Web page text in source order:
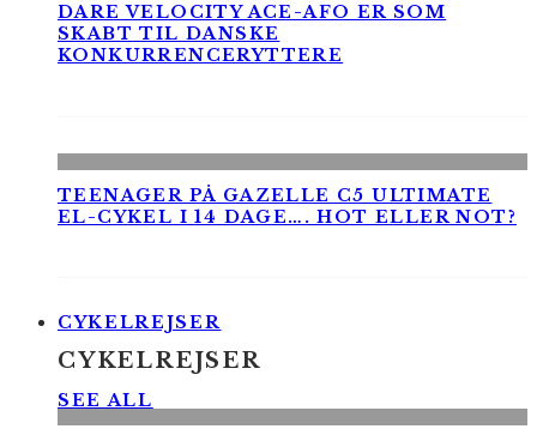
DARE VELOCITY ACE-AFO ER SOM
SKABT TIL DANSKE
KONKURRENCERYTTERE
TEENAGER PÅ GAZELLE C5 ULTIMATE
EL-CYKEL I 14 DAGE…. HOT ELLER NOT?
CYKELREJSER
CYKELREJSER
SEE ALL